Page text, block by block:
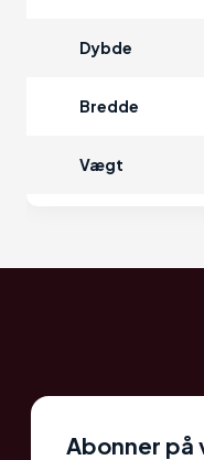
Dybde
Bredde
Vægt
Abonner på